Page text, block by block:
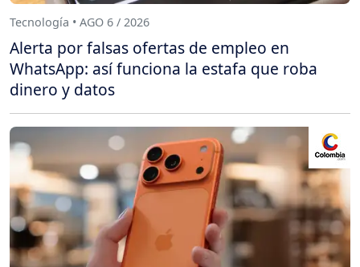
Tecnología • AGO 6 / 2026
Alerta por falsas ofertas de empleo en
WhatsApp: así funciona la estafa que roba
dinero y datos